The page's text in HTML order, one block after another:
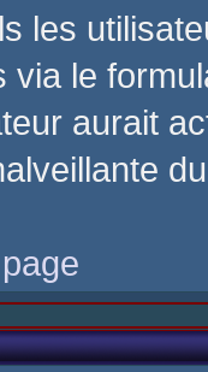
les
via le
aurait